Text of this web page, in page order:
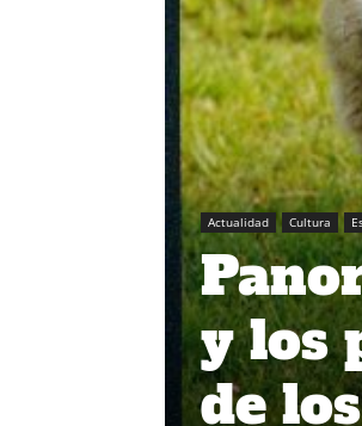
Actualidad Cultura
y los
de